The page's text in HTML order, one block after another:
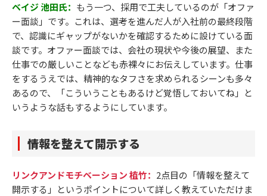
ベイジ 池田氏： もう一つ、採用で工夫しているのが「オファ
ー面談」です。これは、選考を進んだ人が入社前の最終段階
で、認識にギャップがないかを確認するために設けている面
談です。オファー面談では、会社の現状や今後の展望、また
仕事での厳しいことなども赤裸々にお伝えしています。仕事
をするうえでは、精神的なタフさを求められるシーンも多々
あるので、「こういうこともあるけど覚悟しておいてね」と
いうような話もするようにしています。
情報を整えて開示する
リンクアンドモチベーション 植竹： 2点目の「情報を整えて
開示する」というポイントについて詳しく教えていただけま